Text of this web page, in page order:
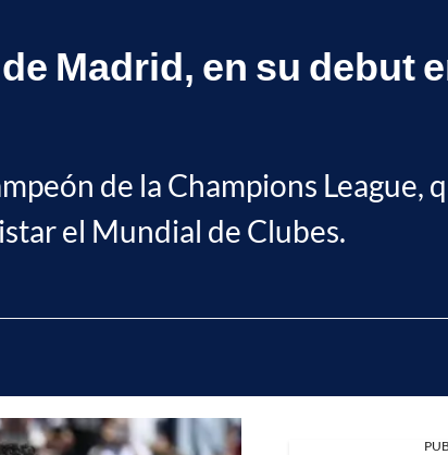
Madrid, en su debut
de la Champions League,
el Mundial de Clubes.